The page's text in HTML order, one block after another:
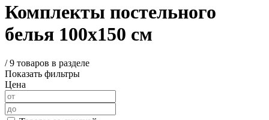
Комплекты постельного
белья 100х150 см
/9 товаров в разделе
Показать фильтры
Цена